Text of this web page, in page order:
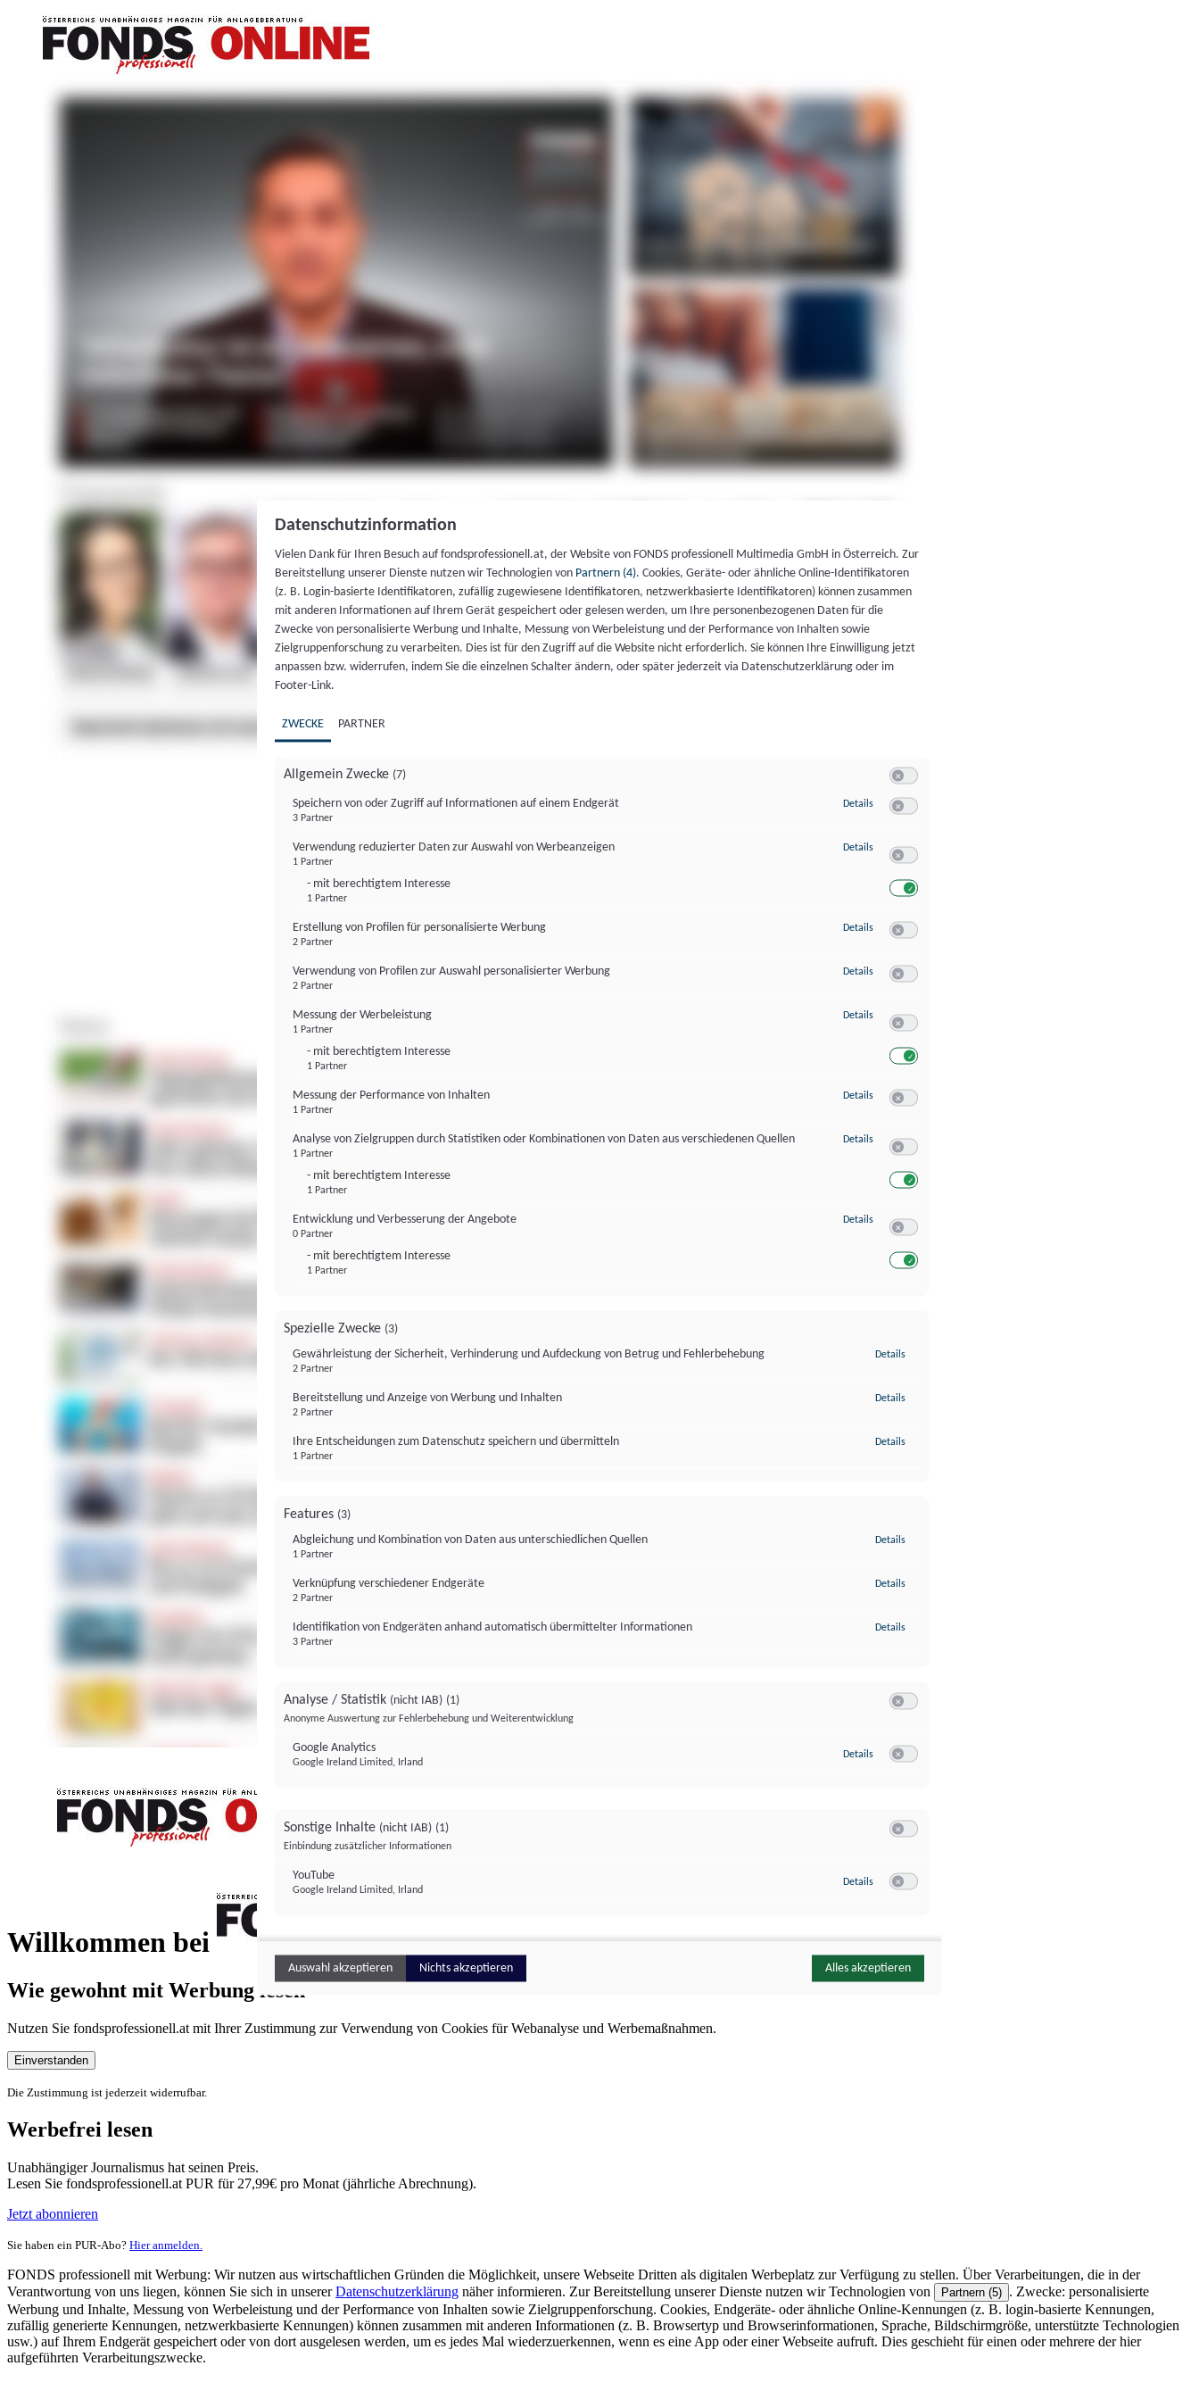
Willkommen bei
FONDS professionell
Wie gewohnt mit Werbung lesen
Nutzen Sie fondsprofessionell.at mit Ihrer Zustimmung zur Verwendung von Cookies für Webanalyse und Werbemaßnahmen.
Einverstanden
Die Zustimmung ist jederzeit widerrufbar.
Werbefrei lesen
Unabhängiger Journalismus hat seinen Preis.
Lesen Sie fondsprofessionell.at PUR für 27,99€ pro Monat (jährliche Abrechnung).
Jetzt abonnieren
Sie haben ein PUR-Abo? Hier anmelden.
FONDS professionell mit Werbung: Wir nutzen aus wirtschaftlichen Gründen die Möglichkeit, unsere Webseite Dritten als digitalen Werbeplatz zur Verfügung zu stellen. Über Verarbeitungen, die in der
Verantwortung von uns liegen, können Sie sich in unsererDatenschutzerklärung näher informieren. Zur Bereitstellung unserer Dienste nutzen wir Technologien von Partnern (5) . Zwecke: personalisierte
Werbung und Inhalte, Messung von Werbeleistung und der Performance von Inhalten sowie Zielgruppenforschung. Cookies, Endgeräte- oder ähnliche Online-Kennungen (z. B. login-basierte Kennungen,
zufällig generierte Kennungen, netzwerkbasierte Kennungen) können zusammen mit anderen Informationen (z. B. Browsertyp und Browserinformationen, Sprache, Bildschirmgröße, unterstützte Technologien
usw.) auf Ihrem Endgerät gespeichert oder von dort ausgelesen werden, um es jedes Mal wiederzuerkennen, wenn es eine App oder einer Webseite aufruft. Dies geschieht für einen oder mehrere der hier
aufgeführten Verarbeitungszwecke.
Datenschutzinformation
Vielen Dank für Ihren Besuch auf fondsprofessionell.at, der Website von FONDS professionell Multimedia GmbH in Österreich. Zur
Bereitstellung unserer Dienste nutzen wir Technologien von Partnern (4). Cookies, Geräte- oder ähnliche Online-Identifikatoren
(z. B. Login-basierte Identifikatoren, zufällig zugewiesene Identifikatoren, netzwerkbasierte Identifikatoren) können zusammen
mit anderen Informationen auf Ihrem Gerät gespeichert oder gelesen werden, um Ihre personenbezogenen Daten für die
Zwecke von personalisierte Werbung und Inhalte, Messung von Werbeleistung und der Performance von Inhalten sowie
Zielgruppenforschung zu verarbeiten. Dies ist für den Zugriff auf die Website nicht erforderlich. Sie können Ihre Einwilligung jetzt
anpassen bzw. widerrufen, indem Sie die einzelnen Schalter ändern, oder später jederzeit via Datenschutzerklärung oder im
Footer-Link.
ZWECKE PARTNER
Allgemein Zwecke (7)
Speichern von oder Zugriff auf Informationen auf einem Endgerät
3 Partner
Details zu Speichern von oder Zugriff auf Informationen auf einem Endgerät
Verwendung reduzierter Daten zur Auswahl von Werbeanzeigen
1 Partner
- mit berechtigtem Interesse
1 Partner
Details zu Verwendung reduzierter Daten zur Auswahl von Werbeanzeigen
Erstellung von Profilen für personalisierte Werbung
2 Partner
Details zu Erstellung von Profilen für personalisierte Werbung
Verwendung von Profilen zur Auswahl personalisierter Werbung
2 Partner
Details zu Verwendung von Profilen zur Auswahl personalisierter Werbung
Messung der Werbeleistung
1 Partner
- mit berechtigtem Interesse
1 Partner
Details zu Messung der Werbeleistung
Messung der Performance von Inhalten
1 Partner
Details zu Messung der Performance von Inhalten
Analyse von Zielgruppen durch Statistiken oder Kombinationen von Daten aus verschiedenen Quellen
1 Partner
- mit berechtigtem Interesse
1 Partner
Details zu Analyse von Zielgruppen durch Statistiken oder Kombinationen von
Entwicklung und Verbesserung der Angebote
0 Partner
- mit berechtigtem Interesse
1 Partner
Details zu Entwicklung und Verbesserung der Angebote
Spezielle Zwecke (3)
Gewährleistung der Sicherheit, Verhinderung und Aufdeckung von Betrug und Fehlerbehebung
2 Partner
Details
Bereitstellung und Anzeige von Werbung und Inhalten
2 Partner
Details
Ihre Entscheidungen zum Datenschutz speichern und übermitteln
1 Partner
Details
Features (3)
Abgleichung und Kombination von Daten aus unterschiedlichen Quellen
1 Partner
Details
Verknüpfung verschiedener Endgeräte
2 Partner
Details
Identifikation von Endgeräten anhand automatisch übermittelter Informationen
3 Partner
Details
Analyse / Statistik (nicht IAB) (1)
Anonyme Auswertung zur Fehlerbehebung und Weiterentwicklung
Google Analytics
Google Ireland Limited, Irland
Details zu Google Analytics
Sonstige Inhalte (nicht IAB) (1)
Einbindung zusätzlicher Informationen
YouTube
Google Ireland Limited, Irland
Details zu YouTube
Auswahl akzeptieren Nichts akzeptieren Alles akzeptieren